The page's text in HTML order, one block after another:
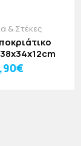
& Στέκες